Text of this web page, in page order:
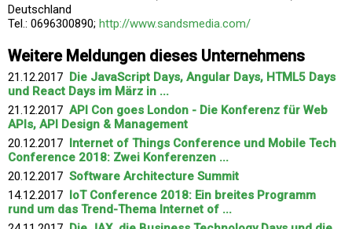
Deutschland
Tel.: 0696300890; http://www.sandsmedia.com/
Weitere Meldungen dieses Unternehmens
21.12.2017 Die JavaScript Days, Angular Days, HTML5 Days
und React Days im März in ...
21.12.2017 API Con goes London - Die Konferenz für Web
APIs, API Design & Management
20.12.2017 Internet of Things Conference und Mobile Tech
Conference 2018: Zwei Konferenzen ...
20.12.2017 Software Architecture Summit
14.12.2017 IoT Conference 2018: Ein breites Programm
rund um das Trend-Thema Internet of ...